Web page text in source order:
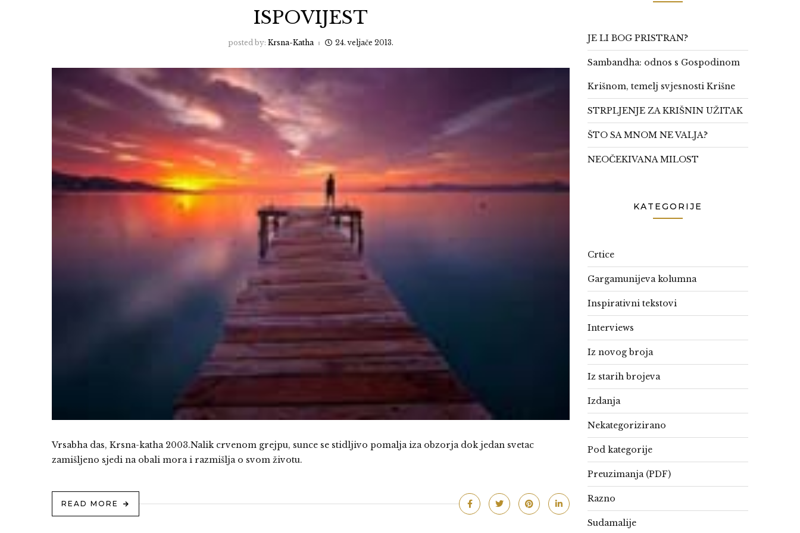
ISPOVIJEST
posted by: Krsna-Katha 24. veljače 2013.
Vrsabha das, Krsna-katha 2003.Nalik crvenom grejpu, sunce se stidljivo pomalja iza obzorja dok jedan svetac
zamišljeno sjedi na obali mora i razmišlja o svom životu.
READ MORE
JE LI BOG PRISTRAN?
Sambandha: odnos s Gospodinom
Krišnom, temelj svjesnosti Krišne
STRPLJENJE ZA KRIŠNIN UŽITAK
ŠTO SA MNOM NE VALJA?
NEOČEKIVANA MILOST
KATEGORIJE
Crtice
Gargamunijeva kolumna
Inspirativni tekstovi
Interviews
Iz novog broja
Iz starih brojeva
Izdanja
Nekategorizirano
Pod kategorije
Preuzimanja (PDF)
Razno
Sudamalije